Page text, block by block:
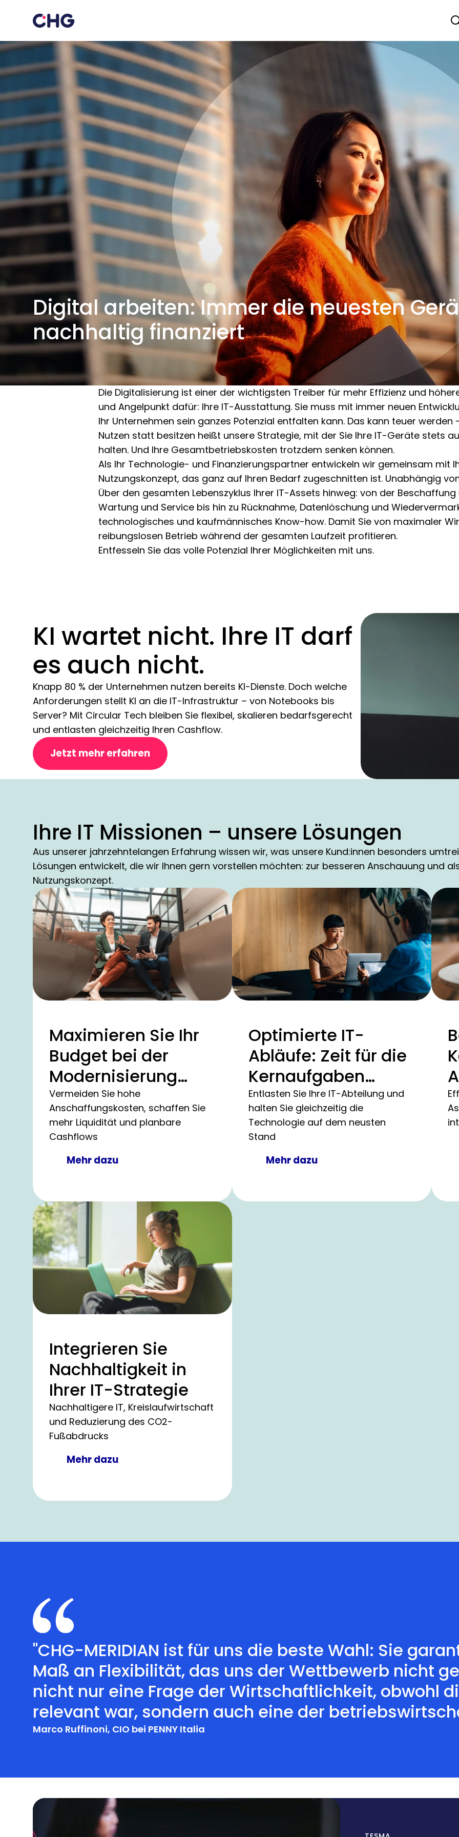
Digital arbeiten: Immer die neuesten
nachhaltig finanziert
Die Digitalisierung ist einer der wichtigsten Treiber für mehr Effizienz und
und Angelpunkt dafür: Ihre IT-Ausstattung. Sie muss mit immer neuen
Ihr Unternehmen sein ganzes Potenzial entfalten kann. Das kann teuer werden
Nutzen statt besitzen heißt unsere Strategie, mit der Sie Ihre IT-Geräte stets
halten. Und Ihre Gesamtbetriebskosten trotzdem senken können.
Als Ihr Technologie- und Finanzierungspartner entwickeln wir gemeinsam mit
Nutzungskonzept, das ganz auf Ihren Bedarf zugeschnitten ist. Unabhängig
Über den gesamten Lebenszyklus Ihrer IT-Assets hinweg: von der
Wartung und Service bis hin zu Rücknahme, Datenlöschung und
technologisches und kaufmännisches Know-how. Damit Sie von maximaler
reibungslosen Betrieb während der gesamten Laufzeit profitieren.
Entfesseln Sie das volle Potenzial Ihrer Möglichkeiten mit uns.
KI wartet nicht. Ihre IT darf
es auch nicht.
Knapp 80 % der Unternehmen nutzen bereits KI-Dienste. Doch welche
Anforderungen stellt KI an die IT-Infrastruktur – von Notebooks bis
Server? Mit Circular Tech bleiben Sie flexibel, skalieren bedarfsgerecht
und entlasten gleichzeitig Ihren Cashflow.
Jetzt mehr erfahren
Ihre IT Missionen – unsere Lösungen
Aus unserer jahrzehntelangen Erfahrung wissen wir, was unsere Kund:innen besonders
Lösungen entwickelt, die wir Ihnen gern vorstellen möchten: zur besseren Anschauung und
Nutzungskonzept.
Maximieren Sie Ihr
Budget bei der
Modernisierung
Ihrer IT
Vermeiden Sie hohe
Anschaffungskosten, schaffen Sie
mehr Liquidität und planbare
Cashflows
Mehr dazu
Optimierte IT-
Abläufe: Zeit für die
Kernaufgaben
gewinnen
Entlasten Sie Ihre IT-Abteilung und
halten Sie gleichzeitig die
Technologie auf dem neusten
Stand
Mehr dazu
Integrieren Sie
Nachhaltigkeit in
Ihrer IT-Strategie
Nachhaltigere IT, Kreislaufwirtschaft
und Reduzierung des CO2-
Fußabdrucks
Mehr dazu
"CHG-MERIDIAN ist für uns die beste Wahl: Sie
Maß an Flexibilität, das uns der Wettbewerb nicht
nicht nur eine Frage der Wirtschaftlichkeit, obwohl
relevant war, sondern auch eine der
Marco Ruffinoni, CIO bei PENNY Italia